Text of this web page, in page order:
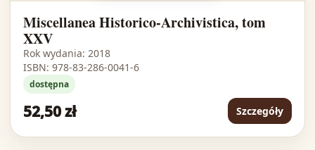
Miscellanea Historico-Archivistica, tom
XXV
Rok wydania: 2018
ISBN: 978-83-286-0041-6
dostępna
52,50 zł Szczegóły